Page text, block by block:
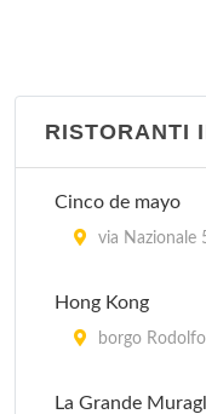
RISTORANTI
Cinco de mayo
via Nazionale
Hong Kong
borgo
La Grande